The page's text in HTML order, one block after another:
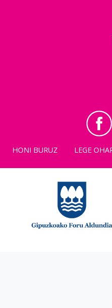
HONI BURUZ LEGE